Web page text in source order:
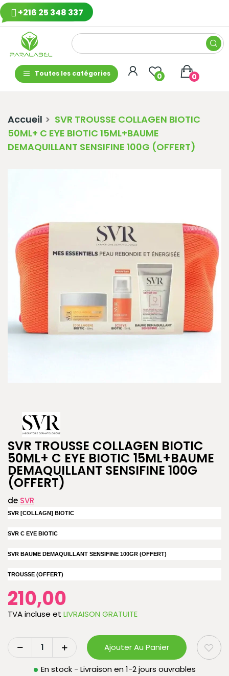
+216 25 348 337
Toutes les catégories 0 0
Accueil
SVR TROUSSE COLLAGEN BIOTIC
50ML+ C EYE BIOTIC 15ML+BAUME
DEMAQUILLANT SENSIFINE 100G (OFFERT)
SVR TROUSSE COLLAGEN BIOTIC
50ML+ C EYE BIOTIC 15ML+BAUME
DEMAQUILLANT SENSIFINE 100G
(OFFERT)
de SVR
SVR [COLLAGN] BIOTIC
SVR C EYE BIOTIC
SVR BAUME DEMAQUILLANT SENSIFINE 100GR (OFFERT)
TROUSSE (OFFERT)
210,00
TVA incluse et LIVRAISON GRATUITE
Ajouter Au Panier
En stock - Livraison en 1-2 jours ouvrables